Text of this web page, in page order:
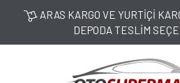
ARAS KARGO VE YURTİÇİ
DEPODA TESLİM